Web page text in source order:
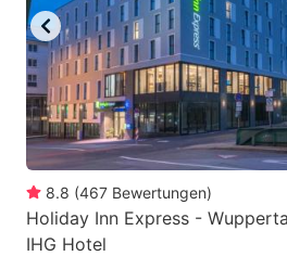
8.8 (467 Bewertungen)
Holiday Inn Express -
IHG Hotel